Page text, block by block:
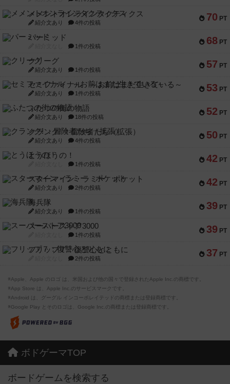
70 PT
メメントオンラインタクティクス
紹介文あり 4件の投稿
68 PT
パーミッド
1件の投稿
57 PT
クリーグ
紹介文あり 1件の投稿
53 PT
セミファイナル ～お前はまだ生きている～
紹介文あり 1件の投稿
52 PT
ふたつの街の物語
紹介文あり 18件の投稿
50 PT
クランク! ：冒険者たち（拡張）
紹介文あり 4件の投稿
42 PT
とうほうの！
1件の投稿
42 PT
スターマイン・ラミー ポケット
紹介文あり 2件の投稿
39 PT
海兵隊
紹介文あり 1件の投稿
39 PT
スーパーストア3000
1件の投稿
37 PT
フリップ７：復讐心とともに
2件の投稿
※Apple、Apple のロゴ は、米国および他の国々で登録されたApple Inc.の商標です。
※App Store は、Apple Inc.のサービスマークです。
※Android は、グーグル インコーポレイテッドの商標または登録商標です。
※Google Play とそのロゴは、Google Inc.の商標または登録商標です。
ボドゲーマTOP
ボードゲームを検索する